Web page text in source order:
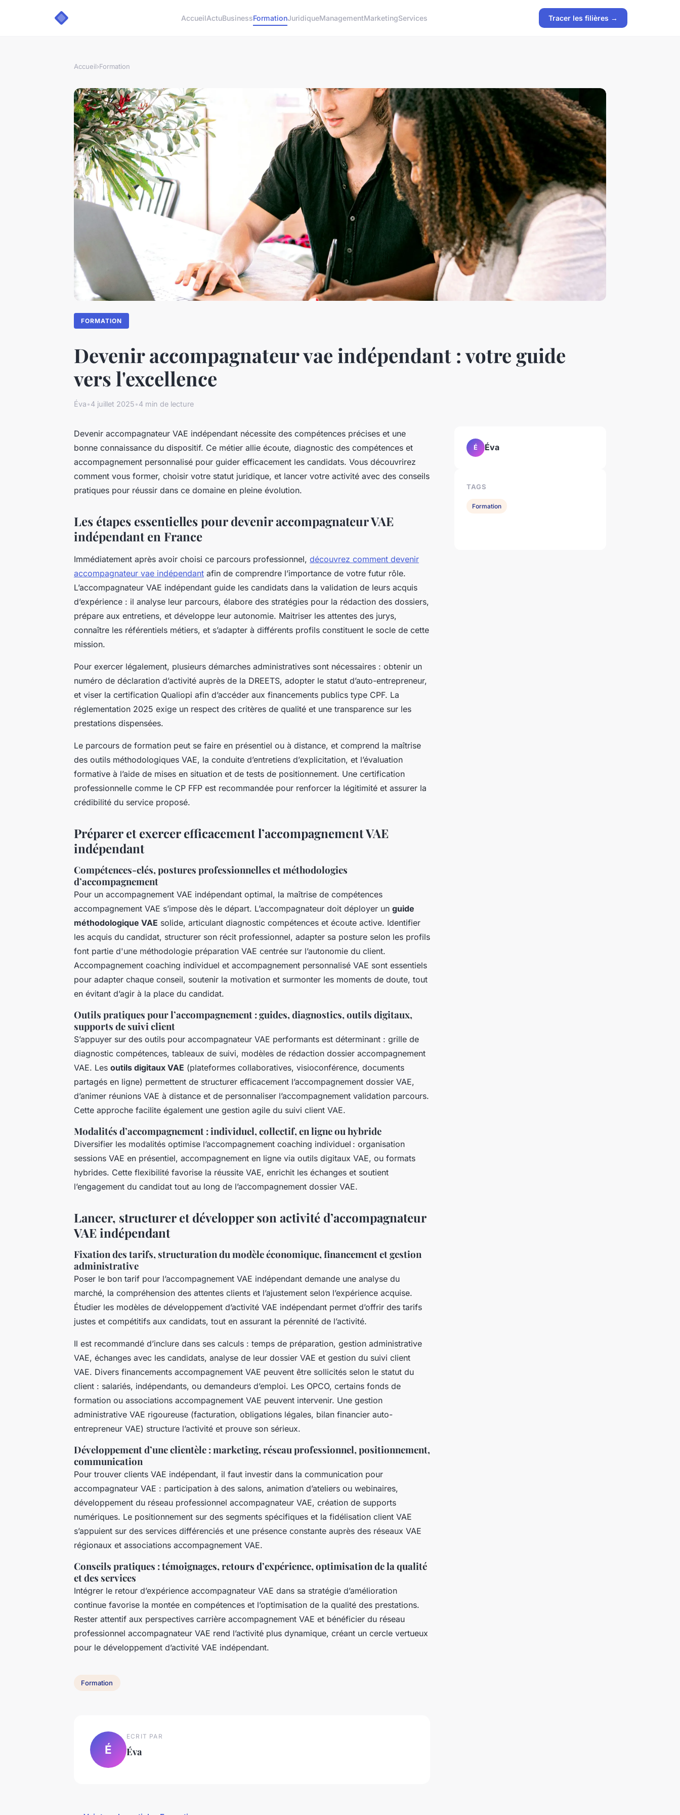
AccueilActuBusinessFormationJuridiqueManagementMarketingServices Tracer les filières →
Accueil›Formation
FORMATION
Devenir accompagnateur vae indépendant : votre guide
vers l'excellence
Éva•4 juillet 2025•4 min de lecture
Devenir accompagnateur VAE indépendant nécessite des compétences précises et une
bonne connaissance du dispositif. Ce métier allie écoute, diagnostic des compétences et
accompagnement personnalisé pour guider efficacement les candidats. Vous découvrirez
comment vous former, choisir votre statut juridique, et lancer votre activité avec des conseils
pratiques pour réussir dans ce domaine en pleine évolution.
Les étapes essentielles pour devenir accompagnateur VAE
indépendant en France
Immédiatement après avoir choisi ce parcours professionnel, découvrez comment devenir
accompagnateur vae indépendant afin de comprendre l’importance de votre futur rôle.
L’accompagnateur VAE indépendant guide les candidats dans la validation de leurs acquis
d’expérience : il analyse leur parcours, élabore des stratégies pour la rédaction des dossiers,
prépare aux entretiens, et développe leur autonomie. Maitriser les attentes des jurys,
connaître les référentiels métiers, et s’adapter à différents profils constituent le socle de cette
mission.
Pour exercer légalement, plusieurs démarches administratives sont nécessaires : obtenir un
numéro de déclaration d’activité auprès de la DREETS, adopter le statut d’auto-entrepreneur,
et viser la certification Qualiopi afin d’accéder aux financements publics type CPF. La
réglementation 2025 exige un respect des critères de qualité et une transparence sur les
prestations dispensées.
Le parcours de formation peut se faire en présentiel ou à distance, et comprend la maîtrise
des outils méthodologiques VAE, la conduite d’entretiens d’explicitation, et l’évaluation
formative à l’aide de mises en situation et de tests de positionnement. Une certification
professionnelle comme le CP FFP est recommandée pour renforcer la légitimité et assurer la
crédibilité du service proposé.
Préparer et exercer efficacement l’accompagnement VAE
indépendant
Compétences-clés, postures professionnelles et méthodologies
d’accompagnement
Pour un accompagnement VAE indépendant optimal, la maîtrise de compétences
accompagnement VAE s’impose dès le départ. L’accompagnateur doit déployer un guide
méthodologique VAE solide, articulant diagnostic compétences et écoute active. Identifier
les acquis du candidat, structurer son récit professionnel, adapter sa posture selon les profils
font partie d'une méthodologie préparation VAE centrée sur l’autonomie du client.
Accompagnement coaching individuel et accompagnement personnalisé VAE sont essentiels
pour adapter chaque conseil, soutenir la motivation et surmonter les moments de doute, tout
en évitant d’agir à la place du candidat.
Outils pratiques pour l’accompagnement : guides, diagnostics, outils digitaux,
supports de suivi client
S’appuyer sur des outils pour accompagnateur VAE performants est déterminant : grille de
diagnostic compétences, tableaux de suivi, modèles de rédaction dossier accompagnement
VAE. Les outils digitaux VAE (plateformes collaboratives, visioconférence, documents
partagés en ligne) permettent de structurer efficacement l’accompagnement dossier VAE,
d’animer réunions VAE à distance et de personnaliser l’accompagnement validation parcours.
Cette approche facilite également une gestion agile du suivi client VAE.
Modalités d’accompagnement : individuel, collectif, en ligne ou hybride
Diversifier les modalités optimise l’accompagnement coaching individuel : organisation
sessions VAE en présentiel, accompagnement en ligne via outils digitaux VAE, ou formats
hybrides. Cette flexibilité favorise la réussite VAE, enrichit les échanges et soutient
l’engagement du candidat tout au long de l’accompagnement dossier VAE.
Lancer, structurer et développer son activité d’accompagnateur
VAE indépendant
Fixation des tarifs, structuration du modèle économique, financement et gestion
administrative
Poser le bon tarif pour l’accompagnement VAE indépendant demande une analyse du
marché, la compréhension des attentes clients et l’ajustement selon l’expérience acquise.
Étudier les modèles de développement d’activité VAE indépendant permet d’offrir des tarifs
justes et compétitifs aux candidats, tout en assurant la pérennité de l’activité.
Il est recommandé d’inclure dans ses calculs : temps de préparation, gestion administrative
VAE, échanges avec les candidats, analyse de leur dossier VAE et gestion du suivi client
VAE. Divers financements accompagnement VAE peuvent être sollicités selon le statut du
client : salariés, indépendants, ou demandeurs d’emploi. Les OPCO, certains fonds de
formation ou associations accompagnement VAE peuvent intervenir. Une gestion
administrative VAE rigoureuse (facturation, obligations légales, bilan financier auto-
entrepreneur VAE) structure l’activité et prouve son sérieux.
Développement d’une clientèle : marketing, réseau professionnel, positionnement,
communication
Pour trouver clients VAE indépendant, il faut investir dans la communication pour
accompagnateur VAE : participation à des salons, animation d’ateliers ou webinaires,
développement du réseau professionnel accompagnateur VAE, création de supports
numériques. Le positionnement sur des segments spécifiques et la fidélisation client VAE
s’appuient sur des services différenciés et une présence constante auprès des réseaux VAE
régionaux et associations accompagnement VAE.
Conseils pratiques : témoignages, retours d’expérience, optimisation de la qualité
et des services
Intégrer le retour d’expérience accompagnateur VAE dans sa stratégie d’amélioration
continue favorise la montée en compétences et l’optimisation de la qualité des prestations.
Rester attentif aux perspectives carrière accompagnement VAE et bénéficier du réseau
professionnel accompagnateur VAE rend l’activité plus dynamique, créant un cercle vertueux
pour le développement d’activité VAE indépendant.
Formation
É
ECRIT PAR
Éva
É Éva
TAGS
Formation